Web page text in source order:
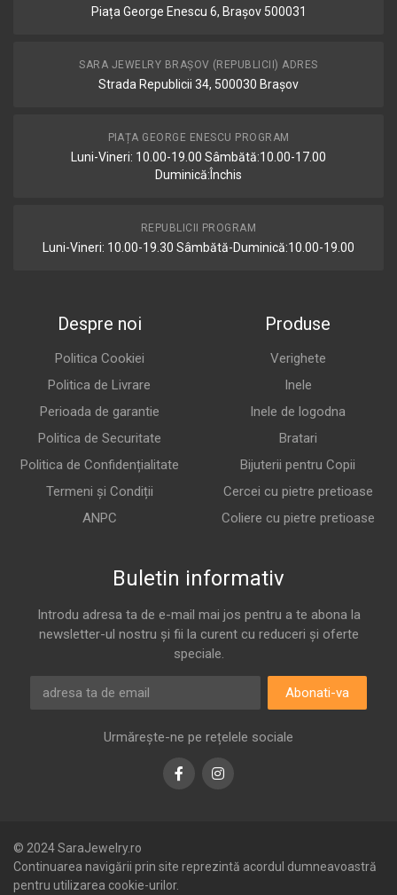
Piața George Enescu 6, Brașov 500031
SARA JEWELRY BRAȘOV (REPUBLICII) ADRES
Strada Republicii 34, 500030 Brașov
PIAȚA GEORGE ENESCU PROGRAM
Luni-Vineri: 10.00-19.00 Sâmbătă:10.00-17.00
Duminică:Închis
REPUBLICII PROGRAM
Luni-Vineri: 10.00-19.30 Sâmbătă-Duminică:10.00-19.00
Despre noi
Politica Cookiei
Politica de Livrare
Perioada de garantie
Politica de Securitate
Politica de Confidențialitate
Termeni și Condiții
ANPC
Produse
Verighete
Inele
Inele de logodna
Bratari
Bijuterii pentru Copii
Cercei cu pietre pretioase
Coliere cu pietre pretioase
Buletin informativ
Introdu adresa ta de e-mail mai jos pentru a te abona la
newsletter-ul nostru și fii la curent cu reduceri și oferte
speciale.
Abonati-va
Urmărește-ne pe rețelele sociale
FacebookInstagram
© 2024 SaraJewelry.ro
Continuarea navigării prin site reprezintă acordul dumneavoastră
pentru utilizarea cookie-urilor.